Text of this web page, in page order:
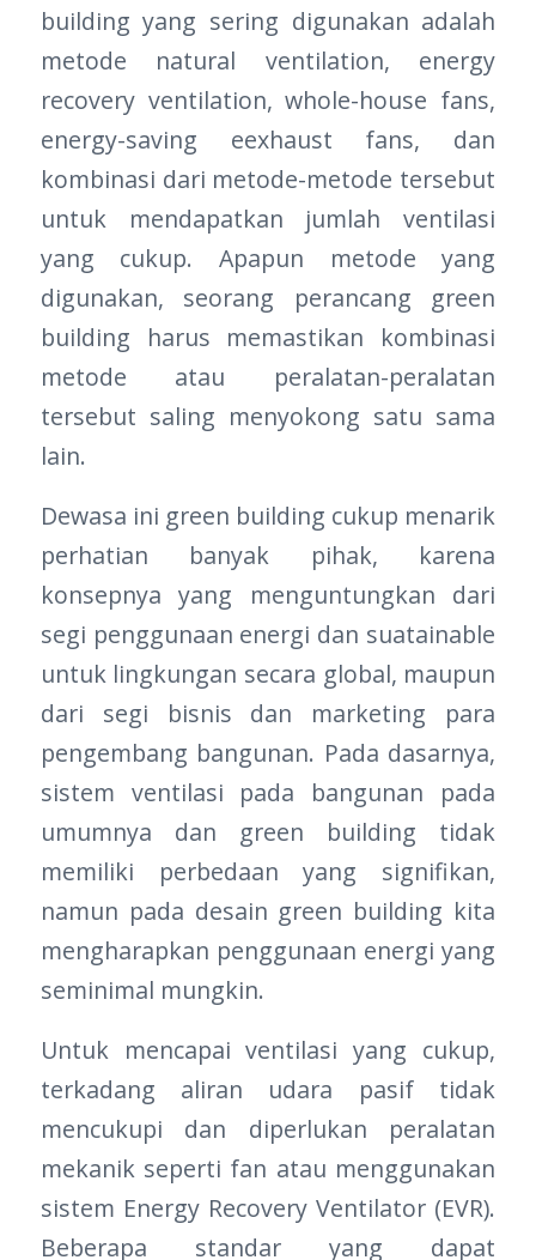
building yang sering digunakan adalah
metode natural ventilation, energy
recovery ventilation, whole-house fans,
energy-saving eexhaust fans, dan
kombinasi dari metode-metode tersebut
untuk mendapatkan jumlah ventilasi
yang cukup. Apapun metode yang
digunakan, seorang perancang green
building harus memastikan kombinasi
metode atau peralatan-peralatan
tersebut saling menyokong satu sama
lain.
Dewasa ini green building cukup menarik
perhatian banyak pihak, karena
konsepnya yang menguntungkan dari
segi penggunaan energi dan suatainable
untuk lingkungan secara global, maupun
dari segi bisnis dan marketing para
pengembang bangunan. Pada dasarnya,
sistem ventilasi pada bangunan pada
umumnya dan green building tidak
memiliki perbedaan yang signifikan,
namun pada desain green building kita
mengharapkan penggunaan energi yang
seminimal mungkin.
Untuk mencapai ventilasi yang cukup,
terkadang aliran udara pasif tidak
mencukupi dan diperlukan peralatan
mekanik seperti fan atau menggunakan
sistem Energy Recovery Ventilator (EVR).
Beberapa standar yang dapat